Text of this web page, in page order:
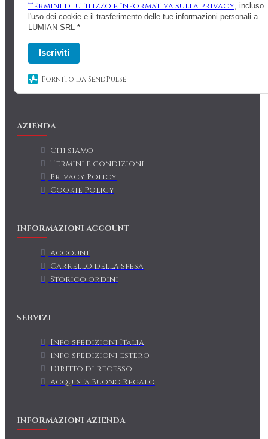
Termini di utilizzo e Informativa sulla privacy, incluso
l'uso dei cookie e il trasferimento delle tue informazioni personali a
LUMIAN SRL *
Iscriviti
Fornito da SendPulse
AZIENDA
Chi siamo
Termini e condizioni
Privacy Policy
Cookie Policy
INFORMAZIONI ACCOUNT
Account
Carrello della spesa
Storico ordini
SERVIZI
Info spedizioni Italia
Info spedizioni estero
Diritto di recesso
Acquista Buono Regalo
INFORMAZIONI AZIENDA